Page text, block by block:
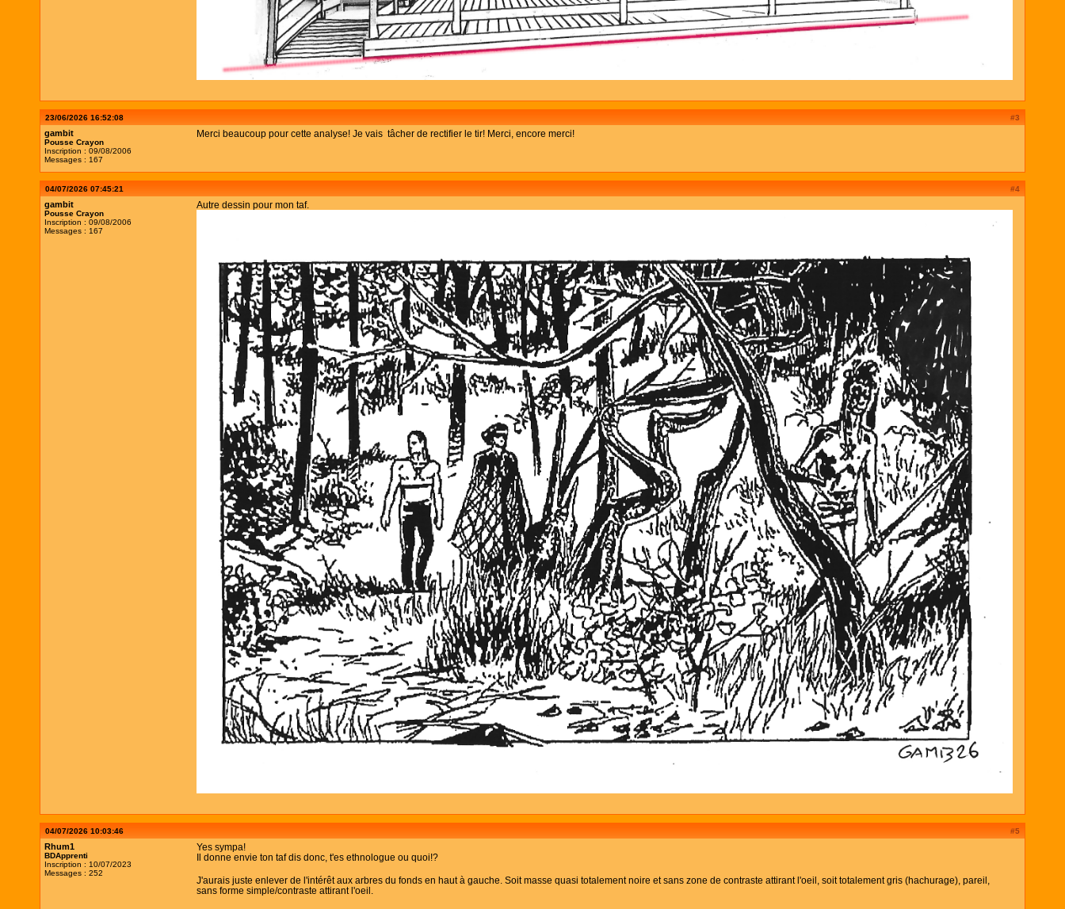
#3
23/06/2026 16:52:08
gambit
Pousse Crayon
Inscription : 09/08/2006
Messages : 167
Merci beaucoup pour cette analyse! Je vais tâcher de rectifier le tir! Merci, encore merci!
#4
04/07/2026 07:45:21
gambit
Pousse Crayon
Inscription : 09/08/2006
Messages : 167
Autre dessin pour mon taf.
#5
04/07/2026 10:03:46
Rhum1
BDApprenti
Inscription : 10/07/2023
Messages : 252
Yes sympa!
Il donne envie ton taf dis donc, t'es ethnologue ou quoi!?
J'aurais juste enlever de l'intérêt aux arbres du fonds en haut à gauche. Soit masse quasi totalement noire et sans zone de contraste attirant l'oeil, soit totalement gris (hachurage), pareil,
sans forme simple/contraste attirant l'oeil.